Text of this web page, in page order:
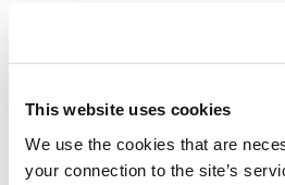
This website uses cookies
We use the cookies that are
your connection to the site’s